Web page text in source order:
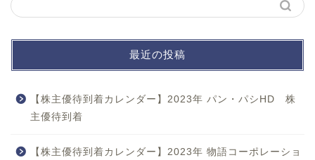
最近の投稿
【株主優待到着カレンダー】2023年 パン・パシHD 株
主優待到着
【株主優待到着カレンダー】2023年 物語コーポレーショ